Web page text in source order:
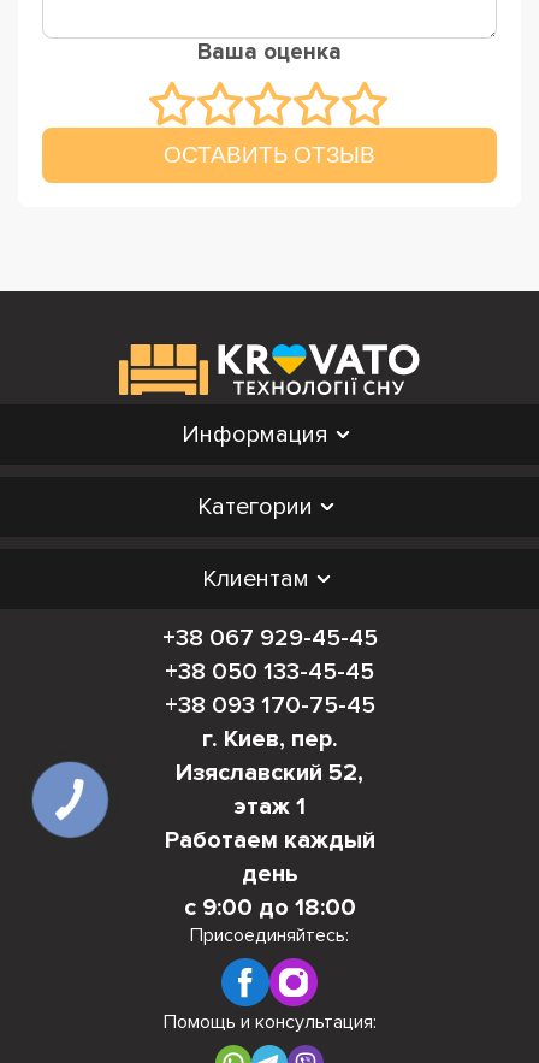
Ваша оценка
ОСТАВИТЬ ОТЗЫВ
Информация
Категории
Клиентам
+38 067 929-45-45
+38 050 133-45-45
+38 093 170-75-45
г. Киев, пер.
Изяславский 52,
этаж 1
Работаем каждый
день
с 9:00 до 18:00
Присоединяйтесь:
Помощь и консультация: